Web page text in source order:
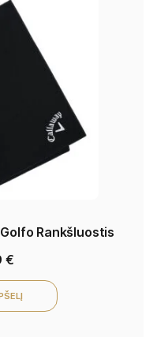
Rankšluostis
€